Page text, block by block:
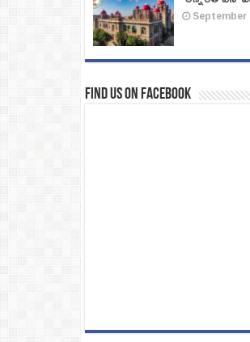
September
Find us on Facebook